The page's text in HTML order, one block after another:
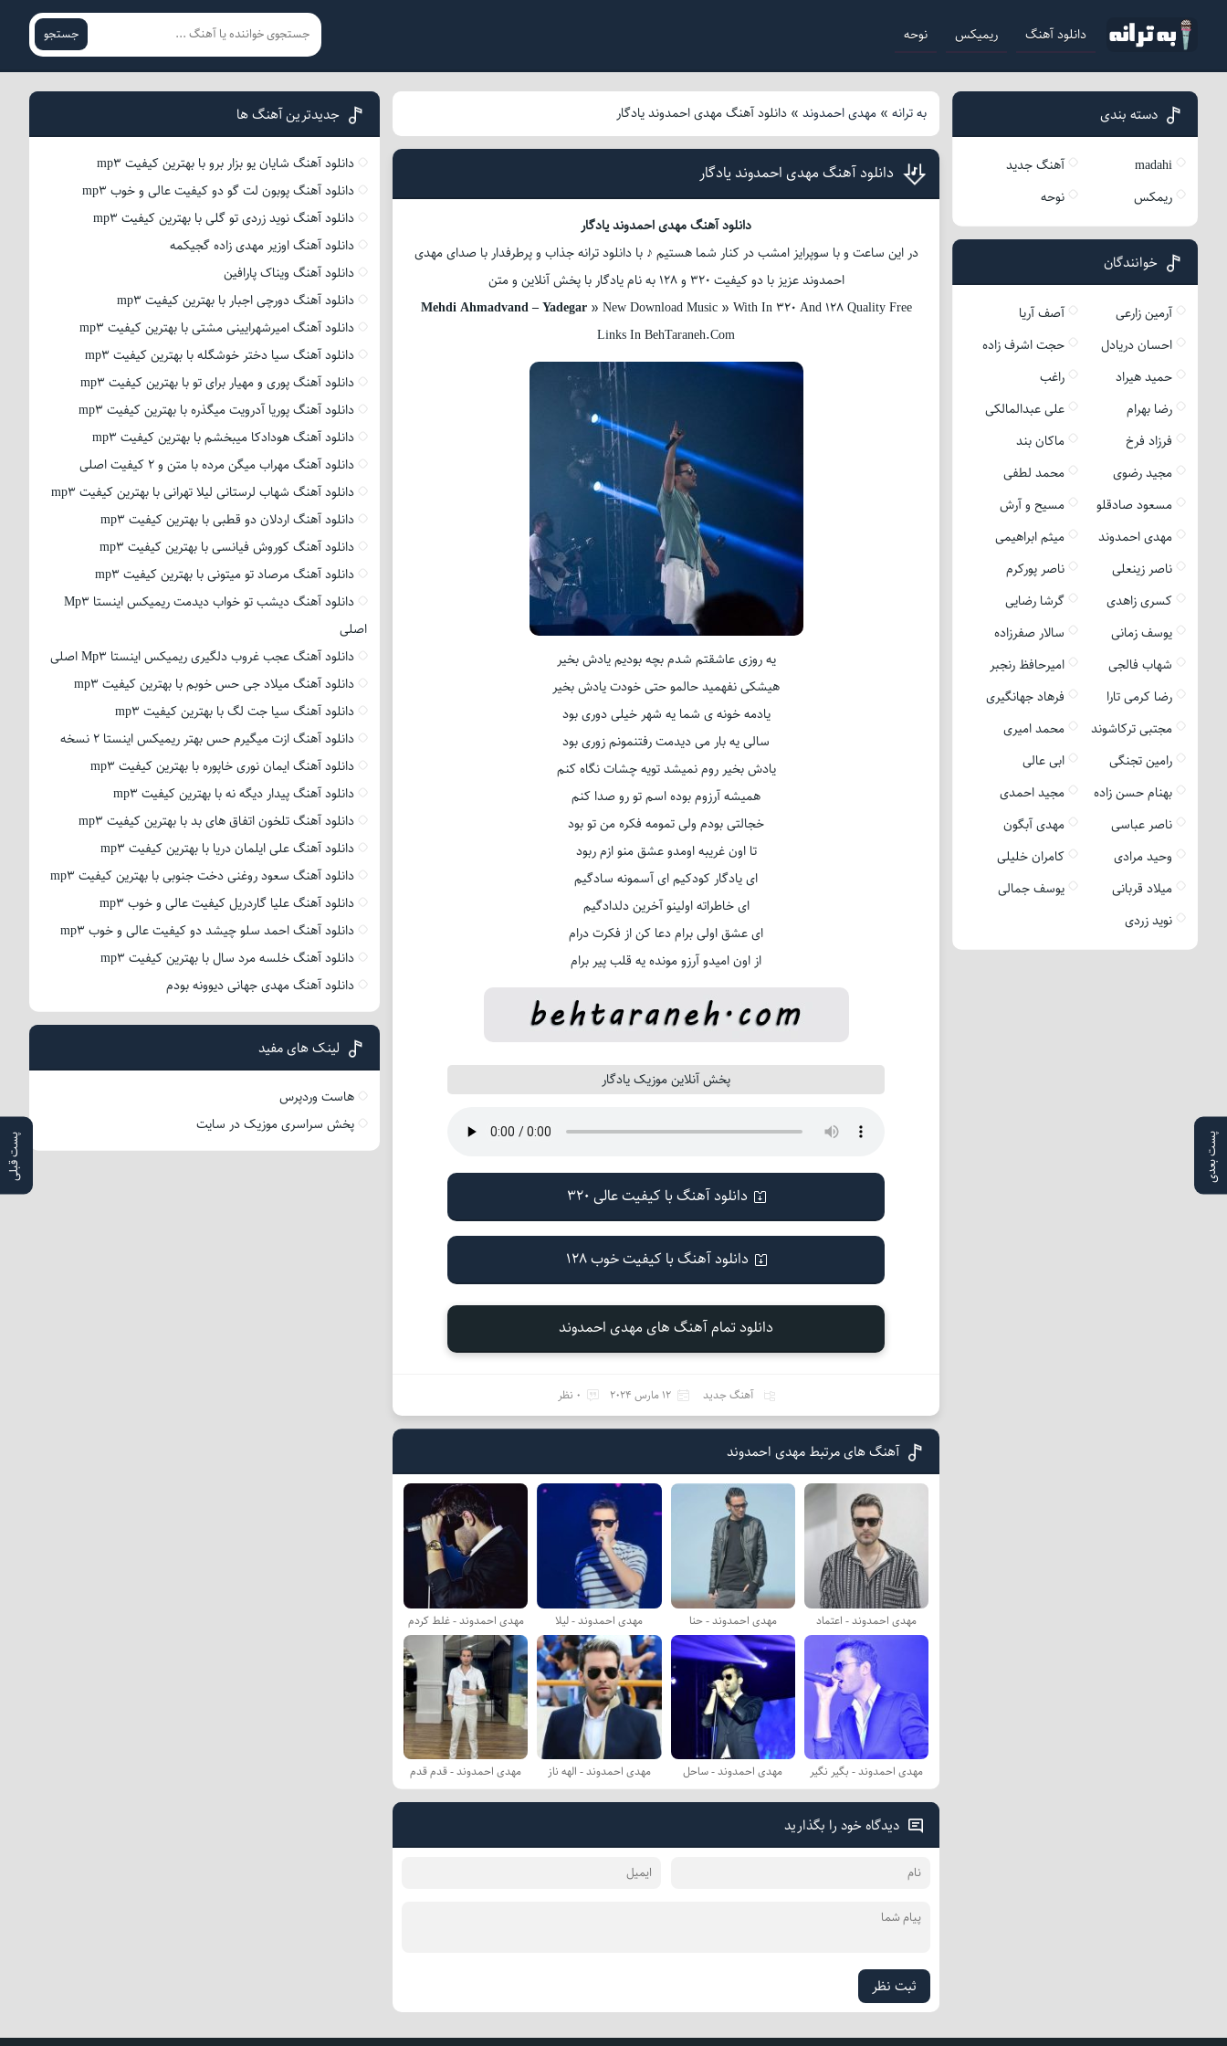
دانلود آهنگ ریمیکس نوحه جستجو
به ترانه» مهدی احمدوند» دانلود آهنگ مهدی احمدوند یادگار
پست بعدی پست قبلی
دانلود آهنگ مهدی احمدوند یادگار
دانلود آهنگ مهدی احمدوند یادگار
در این ساعت و با سوپرایز امشب در کنار شما هستیم ♪ با دانلود ترانه جذاب و پرطرفدار با صدای مهدی
احمدوند عزیز با دو کیفیت 320 و 128 به نام یادگار با پخش آنلاین و متن
Mehdi Ahmadvand – Yadegar» New Download Music » With In 320 And 128 Quality Free
Links In BehTaraneh.Com
یه روزی عاشقتم شدم بچه بودیم یادش بخیر
هیشکی نفهمید حالمو حتی خودت یادش بخیر
یادمه خونه ی شما یه شهر خیلی دوری بود
سالی یه بار می دیدمت رفتنمونم زوری بود
یادش بخیر روم نمیشد تویه چشات نگاه کنم
همیشه آرزوم بوده اسم تو رو صدا کنم
خجالتی بودم ولی تمومه فکره من تو بود
تا اون غریبه اومدو عشق منو ازم ربود
ای یادگار کودکیم ای آسمونه سادگیم
ای خاطراته اولینو آخرین دلدادگیم
ای عشق اولی برام دعا کن از فکرت درام
از اون امیدو آرزو مونده یه قلب پیر برام
پخش آنلاین موزیک یادگار
دانلود آهنگ با کیفیت عالی 320
دانلود آهنگ با کیفیت خوب 128
دانلود تمام آهنگ های مهدی احمدوند
آهنگ جدید 12 مارس 2024 0 نظر
آهنگ های مرتبط مهدی احمدوند
مهدی احمدوند - اعتماد مهدی احمدوند - حنا مهدی احمدوند - لیلا مهدی احمدوند - غلط کردم
مهدی احمدوند - بگیر نگیر مهدی احمدوند - ساحل مهدی احمدوند - الهه ناز مهدی احمدوند - قدم قدم
دیدگاه خود را بگذارید
ثبت نظر
دسته بندی
madahi
آهنگ جدید
ریمکس
نوحه
خوانندگان
آرمین زارعی
آصف آریا
احسان دریادل
حجت اشرف زاده
حمید هیراد
راغب
رضا بهرام
علی عبدالمالکی
فرزاد فرخ
ماکان بند
مجید رضوی
محمد لطفی
مسعود صادقلو
مسیح و آرش
مهدی احمدوند
میثم ابراهیمی
ناصر زینعلی
ناصر پورکرم
کسری زاهدی
گرشا رضایی
یوسف زمانی
سالار صفرزاده
شهاب فالجی
امیرحافظ رنجبر
رضا کرمی تارا
فرهاد جهانگیری
مجتبی ترکاشوند
محمد امیری
رامین تجنگی
ابی عالی
بهنام حسن زاده
مجید احمدی
ناصر عباسی
مهدی آبگون
وحید مرادی
کامران خلیلی
میلاد قربانی
یوسف جمالی
نوید زردی
جدیدترین آهنگ ها
دانلود آهنگ شایان یو بزار برو با بهترین کیفیت mp3
دانلود آهنگ پوبون لت گو دو کیفیت عالی و خوب mp3
دانلود آهنگ نوید زردی تو گلی با بهترین کیفیت mp3
دانلود آهنگ اوزیر مهدی زاده گجیکمه
دانلود آهنگ ویناک پارافین
دانلود آهنگ دورچی اجبار با بهترین کیفیت mp3
دانلود آهنگ امیرشهرایینی مشتی با بهترین کیفیت mp3
دانلود آهنگ سیا دختر خوشگله با بهترین کیفیت mp3
دانلود آهنگ پوری و مهیار برای تو با بهترین کیفیت mp3
دانلود آهنگ پوریا آدرویت میگذره با بهترین کیفیت mp3
دانلود آهنگ هودادکا میبخشم با بهترین کیفیت mp3
دانلود آهنگ مهراب میگن مرده با متن و 2 کیفیت اصلی
دانلود آهنگ شهاب لرستانی لیلا تهرانی با بهترین کیفیت mp3
دانلود آهنگ اردلان دو قطبی با بهترین کیفیت mp3
دانلود آهنگ کوروش فیانسی با بهترین کیفیت mp3
دانلود آهنگ مرصاد تو میتونی با بهترین کیفیت mp3
دانلود آهنگ دیشب تو خواب دیدمت ریمیکس اینستا Mp3
اصلی
دانلود آهنگ عجب غروب دلگیری ریمیکس اینستا Mp3 اصلی
دانلود آهنگ میلاد جی حس خوبم با بهترین کیفیت mp3
دانلود آهنگ سیا جت لگ با بهترین کیفیت mp3
دانلود آهنگ ازت میگیرم حس بهتر ریمیکس اینستا 2 نسخه
دانلود آهنگ ایمان نوری خاپوره با بهترین کیفیت mp3
دانلود آهنگ پیدار دیگه نه با بهترین کیفیت mp3
دانلود آهنگ تلخون اتفاق های بد با بهترین کیفیت mp3
دانلود آهنگ علی ایلمان دریا با بهترین کیفیت mp3
دانلود آهنگ سعود روغنی دخت جنوبی با بهترین کیفیت mp3
دانلود آهنگ علیا گاردریل کیفیت عالی و خوب mp3
دانلود آهنگ احمد سلو چیشد دو کیفیت عالی و خوب mp3
دانلود آهنگ خلسه مرد سال با بهترین کیفیت mp3
دانلود آهنگ مهدی جهانی دیوونه بودم
لینک های مفید
هاست وردپرس
پخش سراسری موزیک در سایت